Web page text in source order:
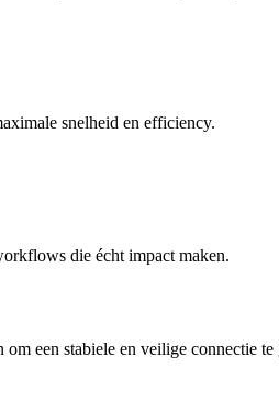
snelheid en efficiency.
die écht impact maken.
een stabiele en veilige connectie te